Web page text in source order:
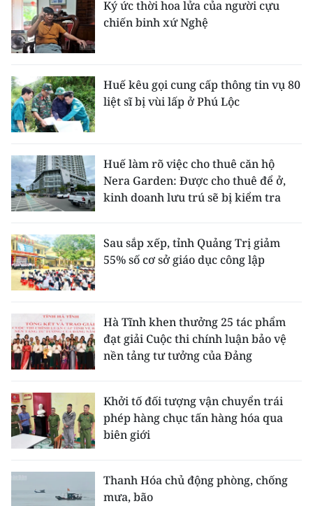
Ký ức thời hoa lửa của người cựu
chiến binh xứ Nghệ
Huế kêu gọi cung cấp thông tin vụ 80
liệt sĩ bị vùi lấp ở Phú Lộc
Huế làm rõ việc cho thuê căn hộ
Nera Garden: Được cho thuê để ở,
kinh doanh lưu trú sẽ bị kiểm tra
Sau sắp xếp, tỉnh Quảng Trị giảm
55% số cơ sở giáo dục công lập
Hà Tĩnh khen thưởng 25 tác phẩm
đạt giải Cuộc thi chính luận bảo vệ
nền tảng tư tưởng của Đảng
Khởi tố đối tượng vận chuyển trái
phép hàng chục tấn hàng hóa qua
biên giới
Thanh Hóa chủ động phòng, chống
mưa, bão